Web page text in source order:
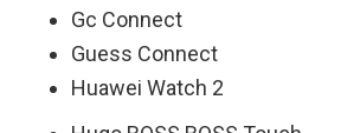
Gc Connect
Guess Connect
Huawei Watch 2